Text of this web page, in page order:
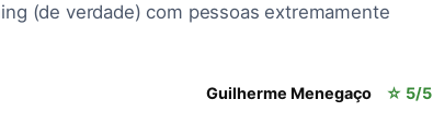
(de verdade) com pessoas extremamente
Guilherme Menegaço ☆ 5/5